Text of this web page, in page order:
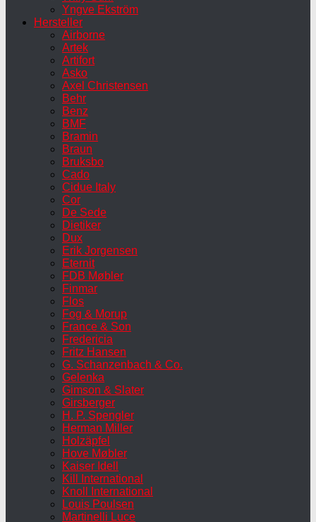
Yngve Ekström
Hersteller
Airborne
Artek
Artifort
Asko
Axel Christensen
Behr
Benz
BMF
Bramin
Braun
Bruksbo
Cado
Cidue Italy
Cor
De Sede
Dietiker
Dux
Erik Jorgensen
Eternit
FDB Møbler
Finmar
Flos
Fog & Morup
France & Son
Fredericia
Fritz Hansen
G. Schanzenbach & Co.
Gelenka
Gimson & Slater
Girsberger
H. P. Spengler
Herman Miller
Holzäpfel
Hove Møbler
Kaiser Idell
Kill International
Knoll International
Louis Poulsen
Martinelli Luce